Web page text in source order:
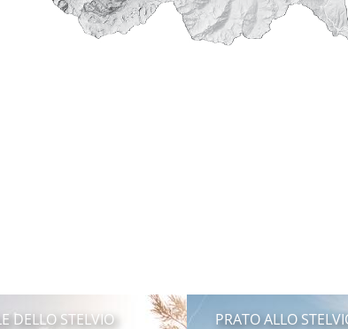
DELLO STELVIO PRATO ALLO